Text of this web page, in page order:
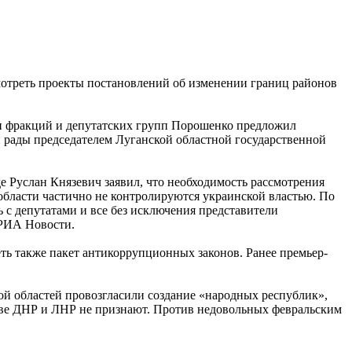
проекты постановлений об изменении границ районов
фракций и депутатских групп Порошенко предложил
председателем Луганской областной государственной
Князевич заявил, что необходимость рассмотрения
частично не контролируются украинской властью. По
депутатами и все без исключения представители
Новости.
также пакет антикоррупционных законов. Ранее премьер-
провозгласили создание «народных республик»,
ДНР и ЛНР не признают. Против недовольных февральским